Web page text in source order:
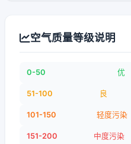
空气质量等级说明
0-50 优
51-100 良
101-150 轻度污染
151-200 中度污染